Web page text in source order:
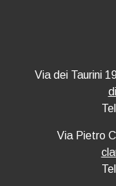
Via dei Taurini
Via Pietro